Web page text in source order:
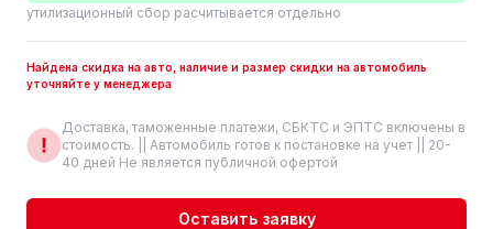
утилизационный сбор расчитывается отдельно
Найдена скидка на авто, наличие и размер скидки на автомобиль
уточняйте у менеджера
Доставка, таможенные платежи, СБКТС и ЭПТС включены в
стоимость. || Автомобиль готов к постановке на учет || 20-
40 дней Не является публичной офертой
Оставить заявку